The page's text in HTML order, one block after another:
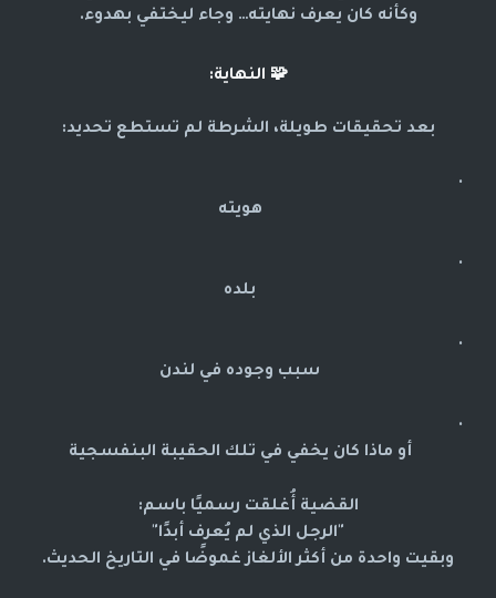
وكأنه كان يعرف نهايته… وجاء ليختفي بهدوء.
🧩 النهاية:
بعد تحقيقات طويلة، الشرطة لم تستطع تحديد:
هويته
بلده
سبب وجوده في لندن
أو ماذا كان يخفي في تلك الحقيبة البنفسجية
القضية أُغلقت رسميًا باسم:
"الرجل الذي لم يُعرف أبدًا"
وبقيت واحدة من أكثر الألغاز غموضًا في التاريخ الحديث.